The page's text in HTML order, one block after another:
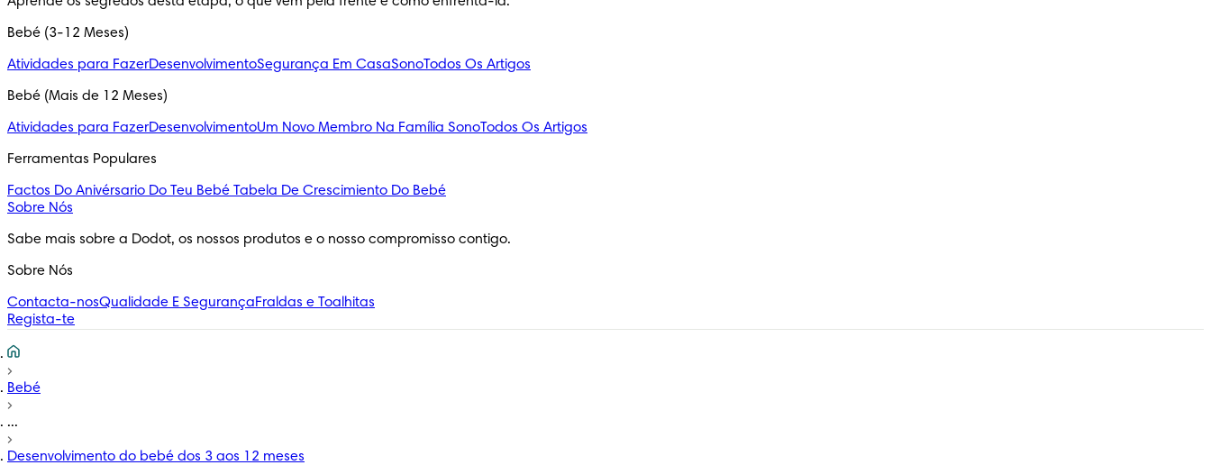
Bebé (3-12 Meses)
Atividades para FazerDesenvolvimentoSegurança Em CasaSonoTodos Os Artigos
Bebé (Mais de 12 Meses)
Atividades para FazerDesenvolvimentoUm Novo Membro Na Família SonoTodos Os Artigos
Ferramentas Populares
Factos Do Anivérsario Do Teu Bebé Tabela De Crescimiento Do Bebé
Sobre Nós
Sabe mais sobre a Dodot, os nossos produtos e o nosso compromisso contigo.
Sobre Nós
Contacta-nosQualidade E SegurançaFraldas e Toalhitas
Regista-te
Bebé
...
Desenvolvimento do bebé dos 3 aos 12 meses